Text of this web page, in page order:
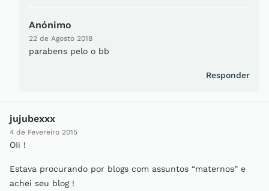
Anónimo
22 de Agosto 2018
parabens pelo o bb
Responder
jujubexxx
4 de Fevereiro 2015
OIi !
Estava procurando por blogs com assuntos “maternos” e
achei seu blog !